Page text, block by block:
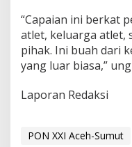
“Capaian ini berkat
atlet, keluarga atlet,
pihak. Ini buah dari
yang luar biasa,”
Laporan Redaksi
PON XXI Aceh-Sumut